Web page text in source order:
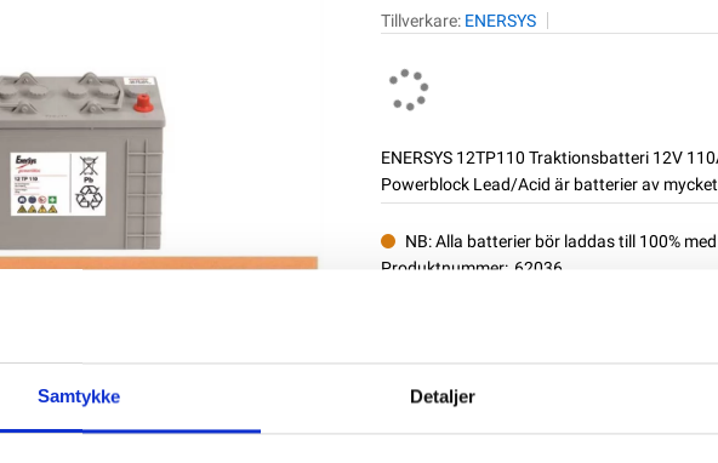
Samtykke Detaljer
Tillverkare: ENERSYS
ENERSYS 12TP110 Traktionsbatteri 12V
Powerblock Lead/Acid är batterier av
NB: Alla batterier bör laddas till 100%
Produktnummer: 62036
Dela den här produkten